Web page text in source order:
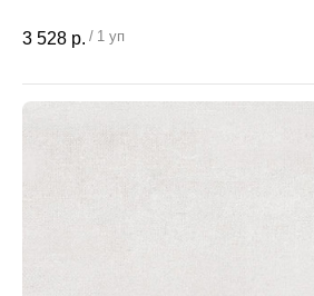
3 528 р. / 1 уп